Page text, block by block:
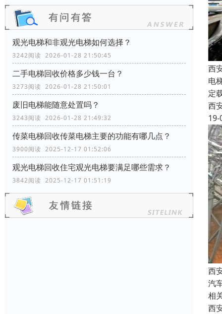
观光电梯和非观光电梯如何选择？
3242阅读 2026-01-28 21:50:45
二手电梯回收价格多少钱一台？
3273阅读 2026-01-28 21:50:01
废旧电梯能随意处置吗？
3243阅读 2026-01-28 21:49:32
传菜电梯回收传菜电梯主要的功能有哪几点？
3900阅读 2025-12-17 01:52:06
观光电梯回收住宅观光电梯要满足哪些需求？
3842阅读 2025-12-17 01:51:19
西
电
定
西
19-
西
汽
相
西